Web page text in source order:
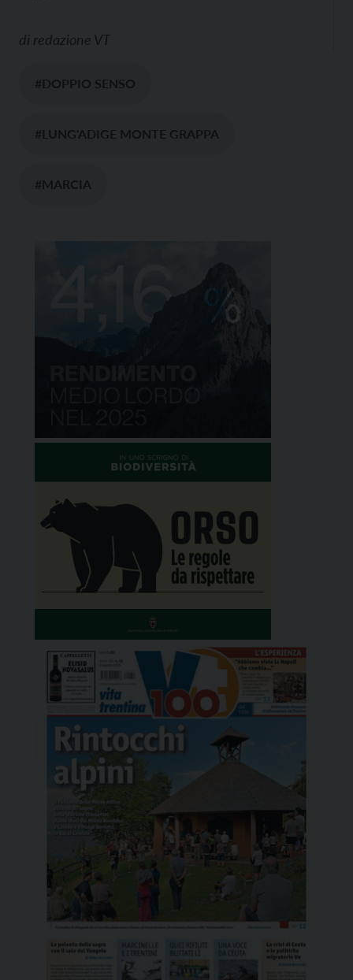
di redazione VT
#DOPPIO SENSO
#LUNG'ADIGE MONTE GRAPPA
#MARCIA